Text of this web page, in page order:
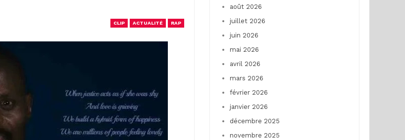
CLIP ACTUALITÉ RAP
août 2026
juillet 2026
juin 2026
mai 2026
avril 2026
mars 2026
février 2026
janvier 2026
décembre 2025
novembre 2025